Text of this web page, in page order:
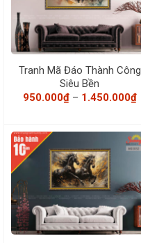
Tranh Mã Đáo Thành Công
Siêu Bền
950.000₫ – 1.450.000₫